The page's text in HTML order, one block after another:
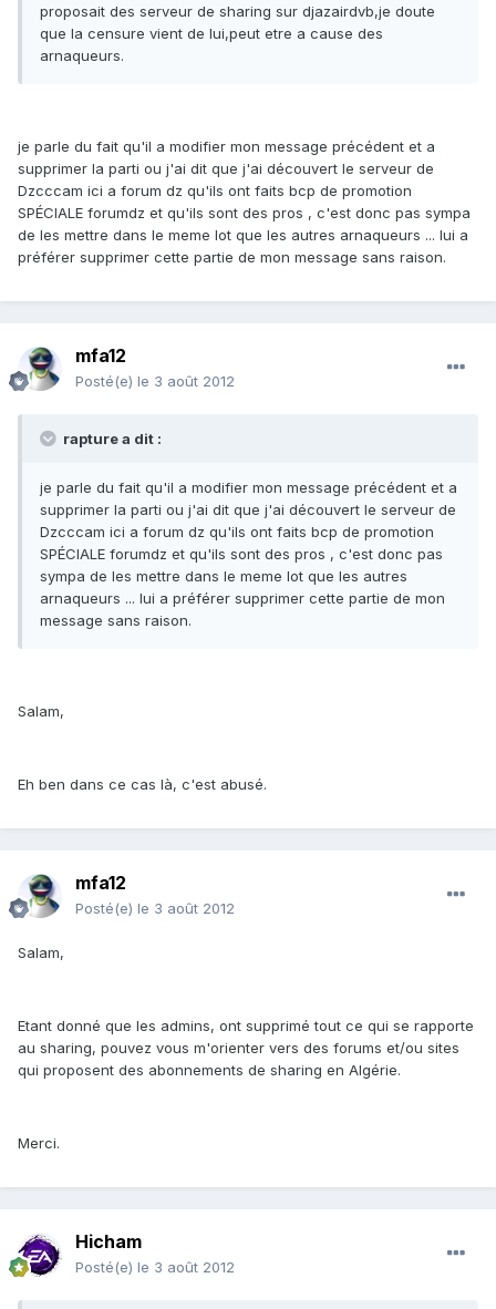
proposait des serveur de sharing sur djazairdvb,je doute
que la censure vient de lui,peut etre a cause des
arnaqueurs.
je parle du fait qu'il a modifier mon message précédent et a
supprimer la parti ou j'ai dit que j'ai découvert le serveur de
Dzcccam ici a forum dz qu'ils ont faits bcp de promotion
SPÉCIALE forumdz et qu'ils sont des pros , c'est donc pas sympa
de les mettre dans le meme lot que les autres arnaqueurs ... lui a
préférer supprimer cette partie de mon message sans raison.
mfa12
Posté(e) le 3 août 2012
rapture a dit :
je parle du fait qu'il a modifier mon message précédent et a
supprimer la parti ou j'ai dit que j'ai découvert le serveur de
Dzcccam ici a forum dz qu'ils ont faits bcp de promotion
SPÉCIALE forumdz et qu'ils sont des pros , c'est donc pas
sympa de les mettre dans le meme lot que les autres
arnaqueurs ... lui a préférer supprimer cette partie de mon
message sans raison.
Salam,
Eh ben dans ce cas là, c'est abusé.
mfa12
Posté(e) le 3 août 2012
Salam,
Etant donné que les admins, ont supprimé tout ce qui se rapporte
au sharing, pouvez vous m'orienter vers des forums et/ou sites
qui proposent des abonnements de sharing en Algérie.
Merci.
Hicham
Posté(e) le 3 août 2012